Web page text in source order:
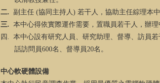
二. 副主任(協同主持人) 若干人，協助主任綜理本中
三. 本中心得依實際運作需要，置職員若干人，辦理
四 . 本中心設有研究人員、研究助理、督導、訪員
話訪問員600名、督導員20名。
中心軟硬體設備